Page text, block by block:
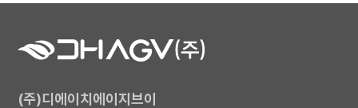
(주)디에이치에이지브이